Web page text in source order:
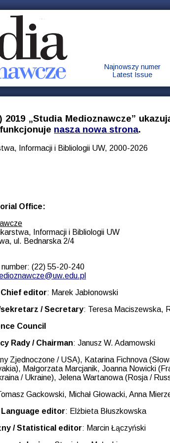
Najnowszy numer
Latest Issue
2019 „Studia Medioznawcze”
nasza nowa strona.
Informacji i Bibliologii UW, 2000-2026
Office:
Informacji i Bibliologii UW
ul. Bednarska 2/4
number: (22) 55-20-240
editor: Marek Jabłonowski
/ Secretary: Teresa Maciszewska,
Council
Rady / Chairman: Janusz W. Adamowski
Zjednoczone / USA), Katarina Fichnova
Małgorzata Marcjanik, Joanna Nowicki
/ Ukraine), Jelena Wartanowa (Rosja /
Gackowski, Michał Głowacki, Anna
editor: Elżbieta Błuszkowska
/ Statistical editor: Marcin Łączyński